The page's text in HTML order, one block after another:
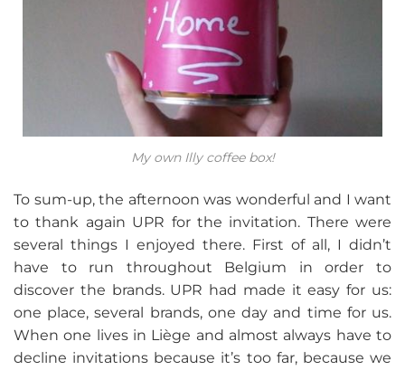
My own Illy coffee box!
To sum-up, the afternoon was wonderful and I want
to thank again UPR for the invitation. There were
several things I enjoyed there. First of all, I didn’t
have to run throughout Belgium in order to
discover the brands. UPR had made it easy for us:
one place, several brands, one day and time for us.
When one lives in Liège and almost always have to
decline invitations because it’s too far, because we